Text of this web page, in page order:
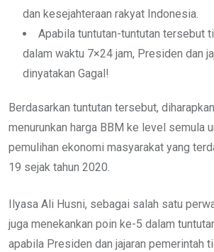
dan kesejahteraan rakyat Indonesia.
Apabila tuntutan-tuntutan tersebut
dalam waktu 7×24 jam, Presiden dan
dinyatakan Gagal!
Berdasarkan tuntutan tersebut,
menurunkan harga BBM ke level semula
pemulihan ekonomi masyarakat yang
19 sejak tahun 2020.
Ilyasa Ali Husni, sebagai salah satu
juga menekankan poin ke-5 dalam
apabila Presiden dan jajaran pemerintah